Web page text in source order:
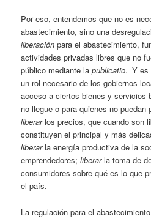
Por eso, entendemos que no es
abastecimiento, sino una
liberaciónpara el abastecimiento,
actividades privadas libres que no
público mediante lapublicatio. Y es
un rol necesario de los gobiernos
acceso a ciertos bienes y servicios
no llegue o para quienes no
liberarlos precios, que cuando son
constituyen el principal y más
liberarla energía productiva de la
emprendedores;liberarla toma de
consumidores sobre qué es lo que
el país.
La regulación para el